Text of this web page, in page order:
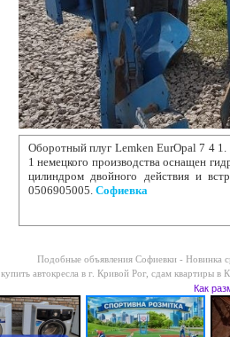
Оборотный плуг Lemken EurOpal 7 4 1.
1 немецкого производства оснащен
цилиндром двойного действия и
0506905005. Софиевка
Подобные объявления Софиевки -Новинка
купить автокресла в г. Кривой Рог,сдам квартиры в
Как